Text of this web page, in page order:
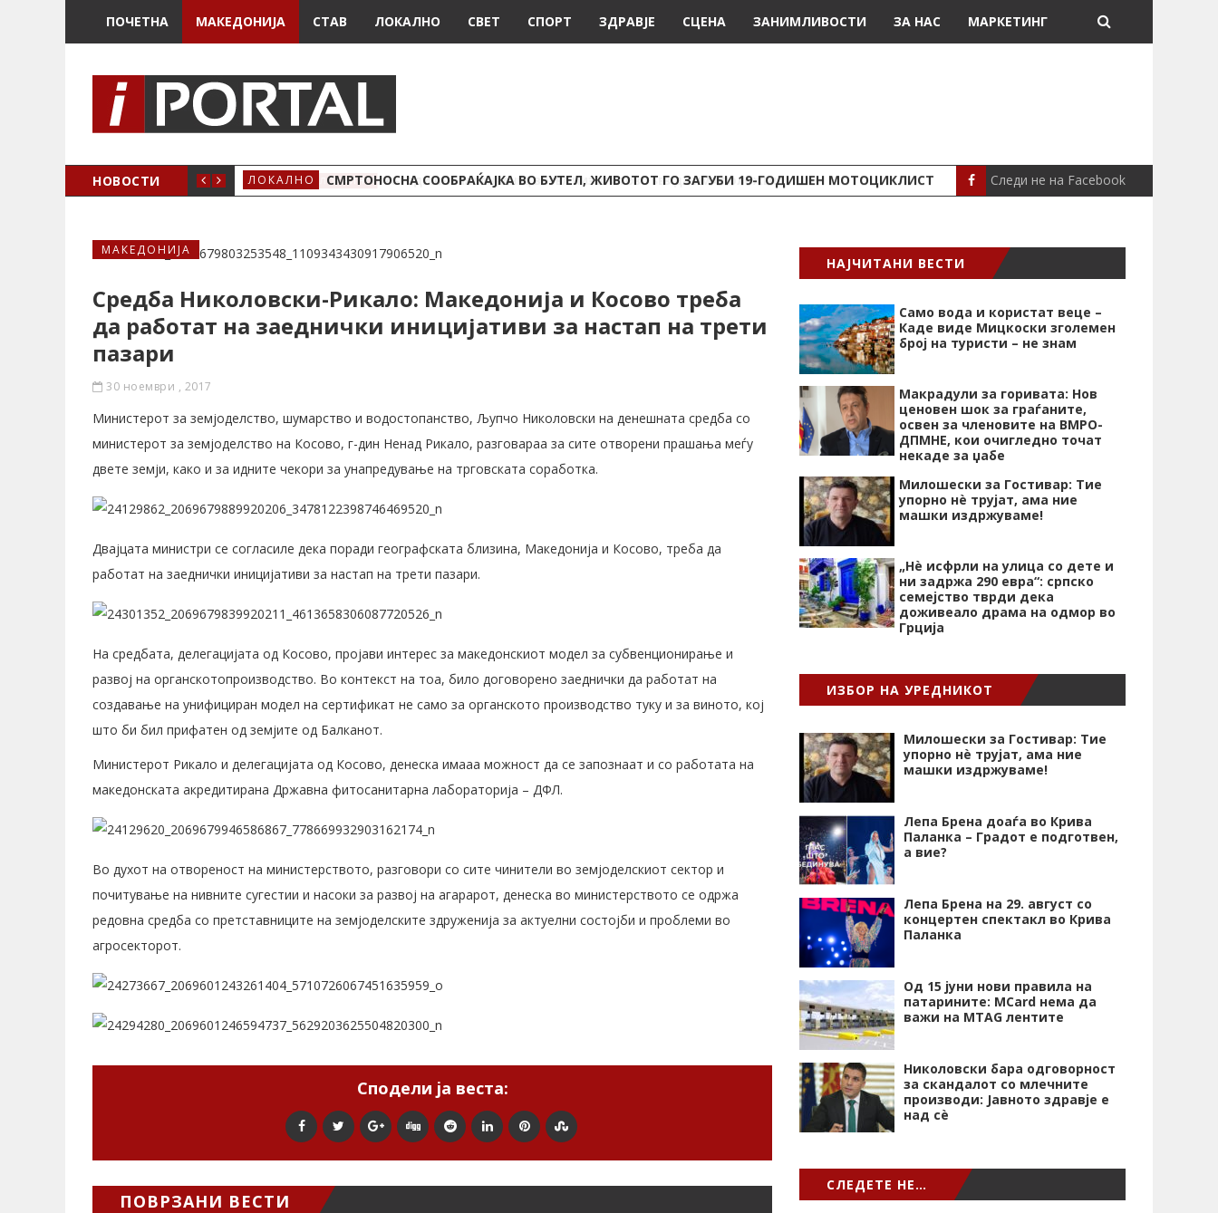
ПОЧЕТНА МАКЕДОНИЈА СТАВ ЛОКАЛНО СВЕТ СПОРТ ЗДРАВЈЕ СЦЕНА ЗАНИМЛИВОСТИ ЗА НАС МАРКЕТИНГ
НОВОСТИ ЛОКАЛНО СМРТОНОСНА СООБРАЌАЈКА ВО БУТЕЛ, ЖИВОТОТ ГО ЗАГУБИ 19-ГОДИШЕН МОТОЦИКЛИСТ СЦЕНА СЕВЕРИНА ВО
Следи не на Facebook
МАКЕДОНИЈА
Средба Николовски-Рикало: Македонија и Косово треба
да работат на заеднички иницијативи за настап на трети
пазари
30 ноември , 2017
Министерот за земјоделство, шумарство и водостопанство, Љупчо Николовски на денешната средба со
министерот за земјоделство на Косово, г-дин Ненад Рикало, разговараа за сите отворени прашања меѓу
двете земји, како и за идните чекори за унапредување на трговската соработка.
Двајцата министри се согласиле дека поради географската близина, Македонија и Косово, треба да
работат на заеднички иницијативи за настап на трети пазари.
На средбата, делегацијата од Косово, пројави интерес за македонскиот модел за субвенционирање и
развој на органскотопроизводство. Во контекст на тоа, било договорено заеднички да работат на
создавање на унифициран модел на сертификат не само за органското производство туку и за виното, кој
што би бил прифатен од земјите од Балканот.
Министерот Рикало и делегацијата од Косово, денеска имааа можност да се запознаат и со работата на
македонската акредитирана Државна фитосанитарна лабораторија – ДФЛ.
Во духот на отвореност на министерството, разговори со сите чинители во земјоделскиот сектор и
почитување на нивните сугестии и насоки за развој на агарарот, денеска во министерството се одржа
редовна средба со претставниците на земјоделските здруженија за актуелни состојби и проблеми во
агросекторот.
Сподели ја веста:
ПОВРЗАНИ ВЕСТИ
НАЈЧИТАНИ ВЕСТИ
Само вода и користат веце –
Каде виде Мицкоски зголемен
број на туристи – не знам
Макрадули за горивата: Нов
ценовен шок за граѓаните,
освен за членовите на ВМРО-
ДПМНЕ, кои очигледно точат
некаде за џабе
Милошески за Гостивар: Тие
упорно нѐ трујат, ама ние
машки издржуваме!
„Нѐ исфрли на улица со дете и
ни задржа 290 евра“: српско
семејство тврди дека
доживеало драма на одмор во
Грција
ИЗБОР НА УРЕДНИКОТ
Милошески за Гостивар: Тие
упорно нѐ трујат, ама ние
машки издржуваме!
Лепа Брена доаѓа во Крива
Паланка – Градот е подготвен,
а вие?
Лепа Брена на 29. август со
концертен спектакл во Крива
Паланка
Од 15 јуни нови правила на
патарините: MCard нема да
важи на MTAG лентите
Николовски бара одговорност
за скандалот со млечните
производи: Јавното здравје е
над сѐ
СЛЕДЕТЕ НЕ…